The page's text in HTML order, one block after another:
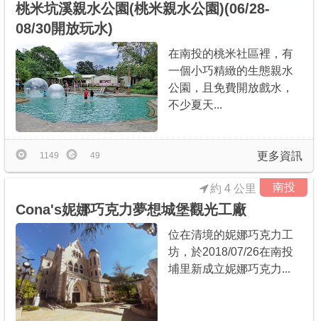
桃米坑溪親水公園(桃米親水公園)(06/28-
08/30開放玩水)
在南投的桃米社區裡，有
一個小巧精緻的生態親水
公園，且免費開放戲水，
不少夏天...
更多資訊
1149 49
南投
Cona's妮娜巧克力夢想城堡觀光工廠
約 4 公里
位在清境的妮娜巧克力工
坊，於2018/07/26在南投
埔里新成立妮娜巧克力...